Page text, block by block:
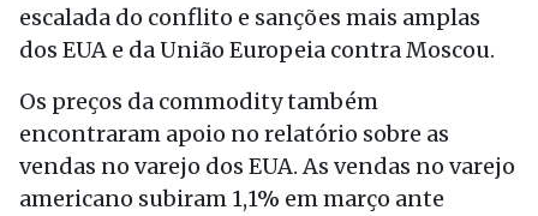
escalada do conflito e sanções mais amplas
dos EUA e da União Europeia contra Moscou.
Os preços da commodity também
encontraram apoio no relatório sobre as
vendas no varejo dos EUA. As vendas no varejo
americano subiram 1,1% em março ante